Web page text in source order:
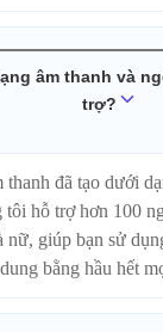
âm thanh và
trợ?
thanh đã tạo dưới
tôi hỗ trợ hơn 100
nữ, giúp bạn sử
bằng hầu hết